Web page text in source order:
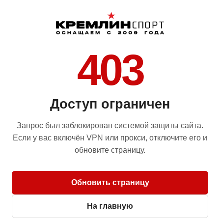
403
Доступ ограничен
Запрос был заблокирован системой защиты сайта.
Если у вас включён VPN или прокси, отключите его и
обновите страницу.
Обновить страницу
На главную